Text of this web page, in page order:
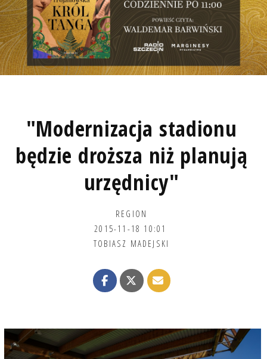
"Modernizacja stadionu
będzie droższa niż planują
urzędnicy"
REGION
2015-11-18 10:01
TOBIASZ MADEJSKI